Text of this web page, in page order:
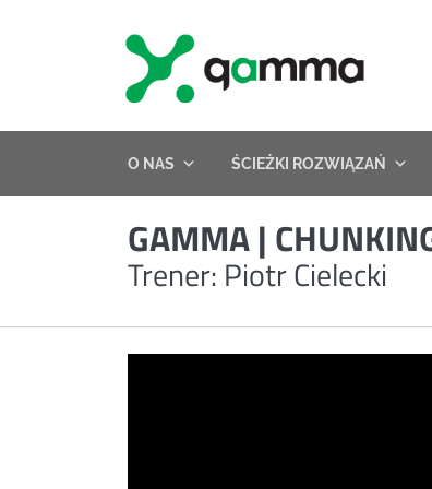
O NAS ŚCIEŻKI ROZWIĄZAŃ
GAMMA |
Trener: Piotr Cielecki